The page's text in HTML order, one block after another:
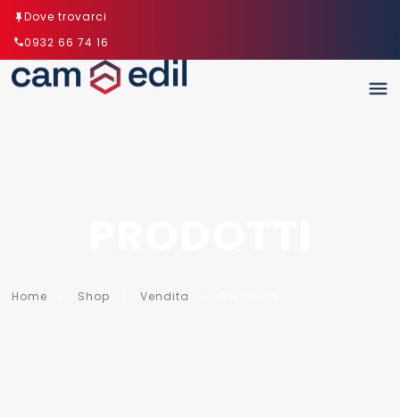
Dove trovarci
0932 66 74 16
Home Shop Vendita